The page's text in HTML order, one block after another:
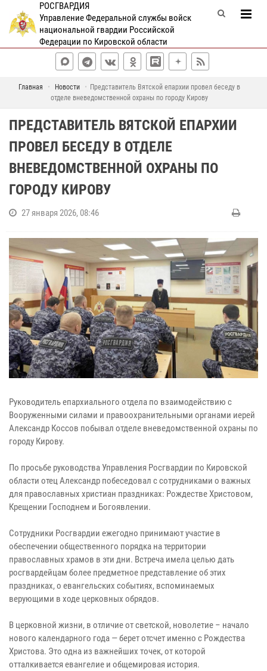
РОСГВАРДИЯ
Управление Федеральной службы войск
национальной гвардии Российской
Федерации по Кировской области
Главная Новости
Представитель Вятской епархии провел беседу в
отделе вневедомственной охраны по городу Кирову
ПРЕДСТАВИТЕЛЬ ВЯТСКОЙ ЕПАРХИИ
ПРОВЕЛ БЕСЕДУ В ОТДЕЛЕ
ВНЕВЕДОМСТВЕННОЙ ОХРАНЫ ПО
ГОРОДУ КИРОВУ
27 января 2026, 08:46
Руководитель епархиального отдела по взаимодействию с
Вооруженными силами и правоохранительными органами иерей
Александр Коссов побывал отделе вневедомственной охраны по
городу Кирову.
По просьбе руководства Управления Росгвардии по Кировской
области отец Александр побеседовал с сотрудниками о важных
для православных христиан праздниках: Рождестве Христовом,
Крещении Господнем и Богоявлении.
Сотрудники Росгвардии ежегодно принимают участие в
обеспечении общественного порядка на территории
православных храмов в эти дни. Встреча имела целью дать
росгвардейцам более предметное представление об этих
праздниках, о евангельских событиях, вспоминаемых
верующими в ходе церковных обрядов.
В церковной жизни, в отличие от светской, новолетие – начало
нового календарного года — берет отсчет именно с Рождества
Христова. Это одна из важнейших точек, от которой
отталкивается евангелие и общемировая история.